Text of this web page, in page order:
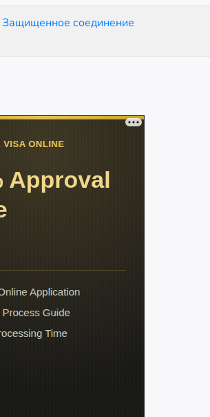
Защищенное соединение